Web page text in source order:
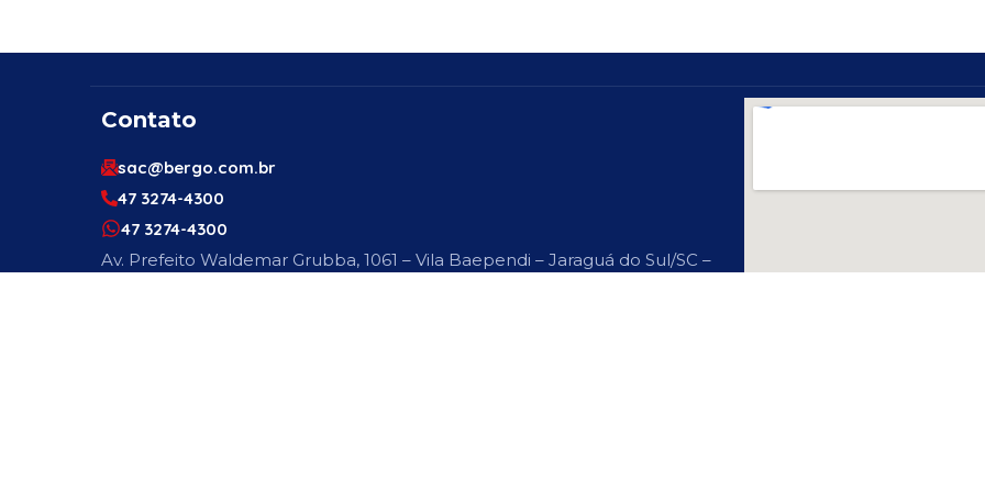
Contato
sac@bergo.com.br
47 3274-4300
47 3274-4300
Av. Prefeito Waldemar Grubba, 1061 – Vila Baependi – Jaraguá do Sul/SC –